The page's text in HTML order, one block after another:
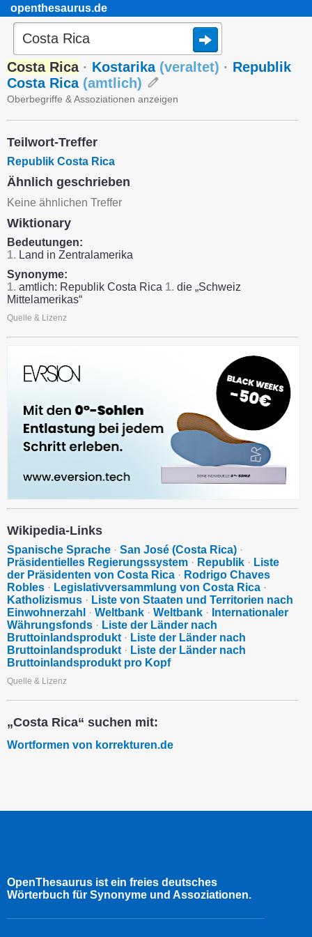
openthesaurus.de
Costa Rica · Kostarika (veraltet) · Republik
Costa Rica (amtlich)
Oberbegriffe & Assoziationen anzeigen
Teilwort-Treffer
Republik Costa Rica
Ähnlich geschrieben
Keine ähnlichen Treffer
Wiktionary
Bedeutungen:
1. Land in Zentralamerika
Synonyme:
1. amtlich: Republik Costa Rica 1. die „Schweiz
Mittelamerikas“
Quelle & Lizenz
Wikipedia-Links
Spanische Sprache · San José (Costa Rica) ·
Präsidentielles Regierungssystem · Republik · Liste
der Präsidenten von Costa Rica · Rodrigo Chaves
Robles · Legislativversammlung von Costa Rica ·
Katholizismus · Liste von Staaten und Territorien nach
Einwohnerzahl
· Weltbank · Weltbank · Internationaler
Währungsfonds · Liste der Länder nach
Bruttoinlandsprodukt · Liste der Länder nach
Bruttoinlandsprodukt · Liste der Länder nach
Bruttoinlandsprodukt pro Kopf
Quelle & Lizenz
„Costa Rica“ suchen mit:
Wortformen von korrekturen.de
OpenThesaurus ist ein freies deutsches
Wörterbuch für Synonyme und Assoziationen.